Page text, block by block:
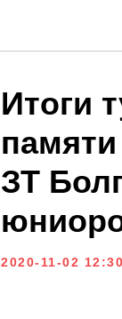
Итоги
ЗТ
2020-11-02 12:30